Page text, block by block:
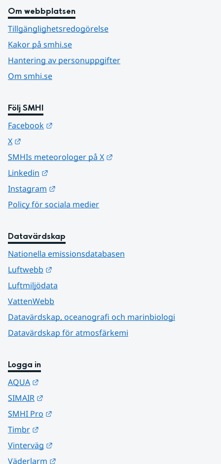
Om webbplatsen
Tillgänglighetsredogörelse
Kakor på smhi.se
Hantering av personuppgifter
Om smhi.se
Följ SMHI
Facebook
X
SMHIs meteorologer på X
Linkedin
Instagram
Policy för sociala medier
Datavärdskap
Nationella emissionsdatabasen
Luftwebb
Luftmiljödata
VattenWebb
Datavärdskap, oceanografi och marinbiologi
Datavärdskap för atmosfärkemi
Logga in
AQUA
SIMAIR
SMHI Pro
Timbr
Vinterväg
Väderlarm